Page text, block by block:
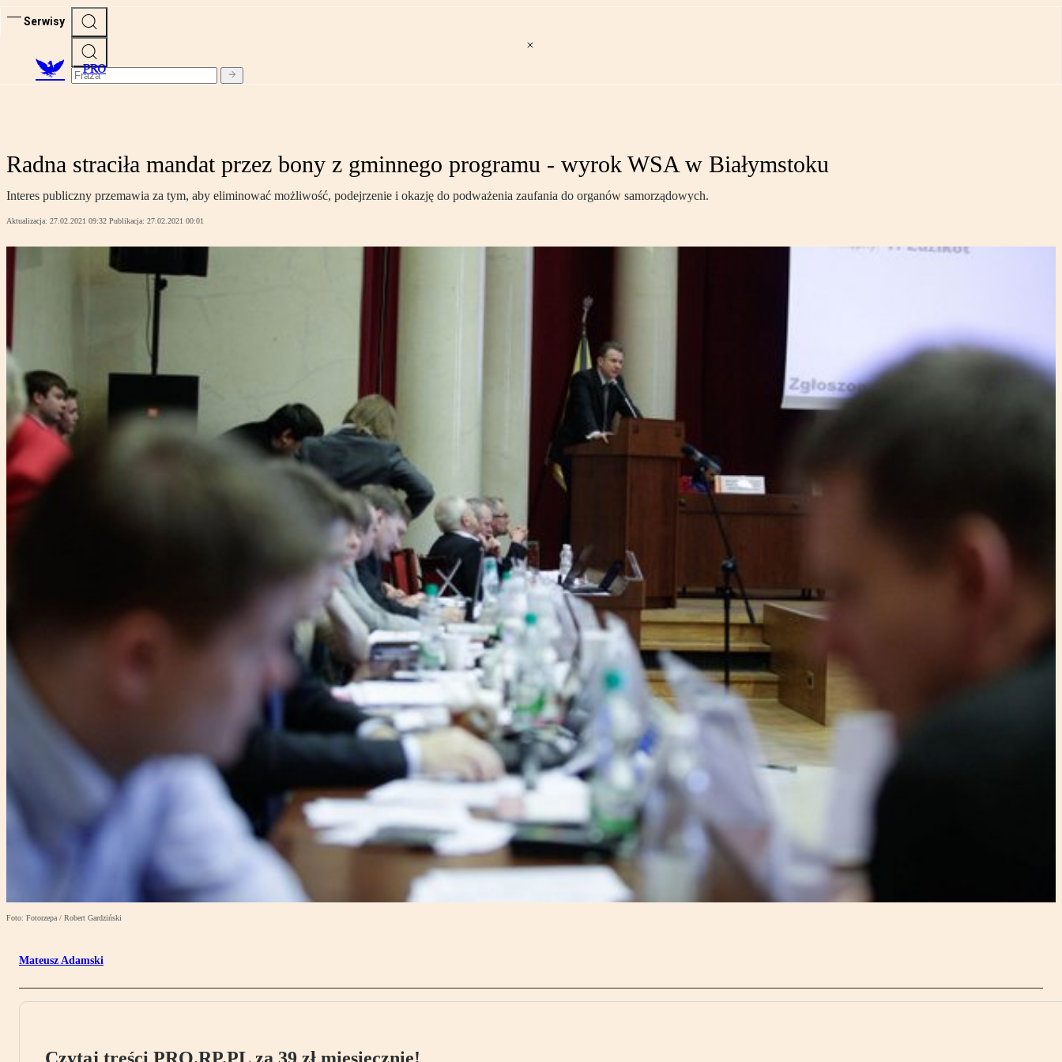
Serwisy
PRO
Radna straciła mandat przez bony z gminnego programu - wyrok WSA w Białymstoku
Interes publiczny przemawia za tym, aby eliminować możliwość, podejrzenie i okazję do podważenia zaufania do organów samorządowych.
Aktualizacja: 27.02.2021 09:32 Publikacja: 27.02.2021 00:01
Foto: Fotorzepa / Robert Gardziński
Mateusz Adamski